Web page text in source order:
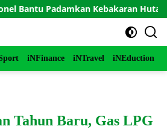
Padamkan Kebakaran Hutan di
iNFinance iNTravel iNEduction
Tahun Baru, Gas LPG